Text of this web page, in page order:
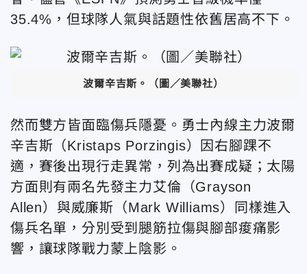
35.4%，但球隊人氣與話題性依舊居高不下。
波爾辛吉斯。（圖／美聯社）
然而雙方皆面臨傷兵隱憂。勇士內線主力波爾
辛吉斯（Kristaps Porzingis）因右腳踝不
適，賽後出現行走異常，列為出賽成疑；太陽
方面則有兩名先發主力艾倫（Grayson
Allen）與威廉斯（Mark Williams）同樣進入
傷兵名單，分別受到腿筋拉傷與腳部痠痛影
響，讓球隊戰力蒙上陰影。